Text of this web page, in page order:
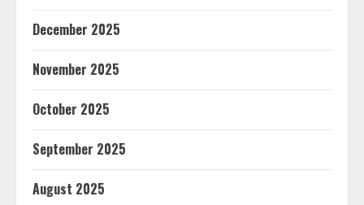
December 2025
November 2025
October 2025
September 2025
August 2025